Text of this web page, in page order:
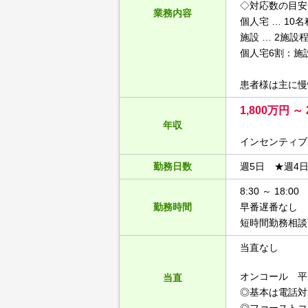
業務内容
◇対応数の目安
個人宅 … 10名
施設 … 2施設
個人宅6割：施
患者様は主に
年収
1,800万円 ～
インセンティ
勤務日数 週5日 ★週4日
勤務時間
8:30 ～ 18:00
早番遅番なし
短時間勤務相
当直
当直なし
オンコール
◎基本は電話対